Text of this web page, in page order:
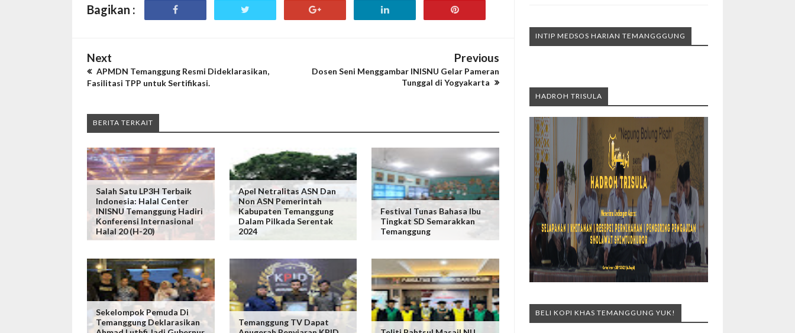
Bagikan :
Next
APMDN Temanggung Resmi Dideklarasikan,
Fasilitasi TPP untuk Sertifikasi.
Previous
Dosen Seni Menggambar INISNU Gelar Pameran
Tunggal di Yogyakarta
BERITA TERKAIT
Salah Satu LP3H Terbaik
Indonesia: Halal Center
INISNU Temanggung Hadiri
Konferensi Internasional
Halal 20 (H-20)
Apel Netralitas ASN Dan
Non ASN Pemerintah
Kabupaten Temanggung
Dalam Pilkada Serentak
2024
Festival Tunas Bahasa Ibu
Tingkat SD Semarakkan
Temanggung
Sekelompok Pemuda Di
Temanggung Deklarasikan
Temanggung TV Dapat
INTIP MEDSOS HARIAN TEMANGGGUNG
HADROH TRISULA
BELI KOPI KHAS TEMANGGUNG YUK!